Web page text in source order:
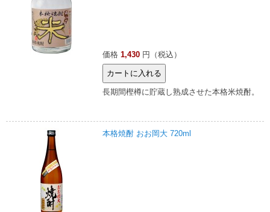
価格 1,430 円（税込）
長期間樫樽に貯蔵し熟成させた本格米焼酎。
本格焼酎 おお岡大 720ml